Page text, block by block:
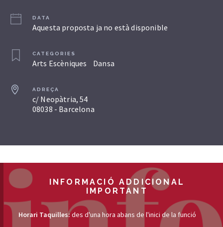
DATA
Aquesta proposta ja no està disponible
CATEGORIES
Arts Escèniques Dansa
ADREÇA
c/ Neopàtria, 54
08038 - Barcelona
INFORMACIÓ ADDICIONAL
IMPORTANT
Horari Taquilles:des d'una hora abans de l'inici de la funció